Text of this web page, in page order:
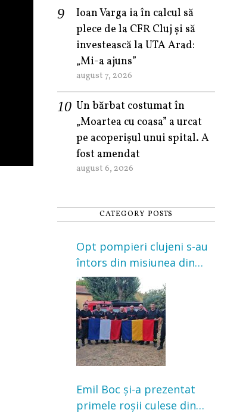
Ioan Varga ia în calcul să
plece de la CFR Cluj și să
investească la UTA Arad:
„Mi-a ajuns”
august 7, 2026
Un bărbat costumat în
„Moartea cu coasa” a urcat
pe acoperișul unui spital. A
fost amendat
august 6, 2026
CATEGORY POSTS
Opt pompieri clujeni s-au
întors din misiunea din
Franța. Au intervenit la
incendii de vegetație și
pădure
Emil Boc și-a prezentat
primele roșii culese din